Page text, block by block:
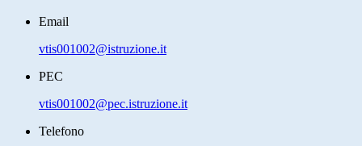
Email
vtis001002@istruzione.it
PEC
vtis001002@pec.istruzione.it
Telefono